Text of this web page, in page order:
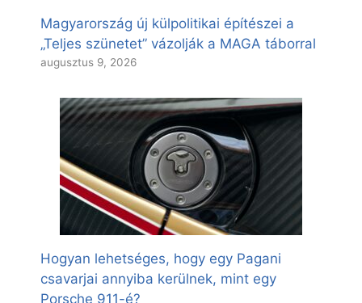
Magyarország új külpolitikai építészei a
„Teljes szünetet” vázolják a MAGA táborral
augusztus 9, 2026
Hogyan lehetséges, hogy egy Pagani
csavarjai annyiba kerülnek, mint egy
Porsche 911-é?